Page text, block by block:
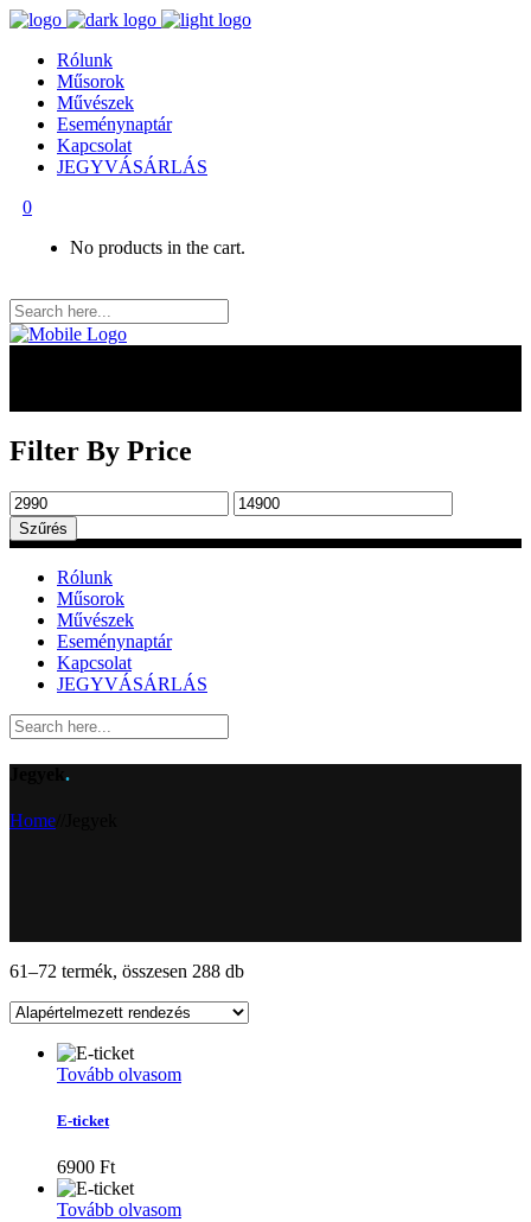
Rólunk
Műsorok
Művészek
Eseménynaptár
Kapcsolat
JEGYVÁSÁRLÁS
0
No products in the cart.
Filter By Price
Min
ár
Max
ár
Szűrés
Rólunk
Műsorok
Művészek
Eseménynaptár
Kapcsolat
JEGYVÁSÁRLÁS
.
Home
61–72 termék, összesen 288 db
Tovább olvasom
E-ticket
6900 Ft
Tovább olvasom